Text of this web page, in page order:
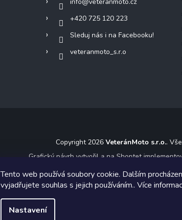
Tento web používá soubory cookie. Dalším
vyjadřujete souhlas s jejich používáním.. Více
Nastavení
+420 725 120 223
Sleduj nás i na Facebooku!
veteranmoto_s.r.o
Copyright 2026 VeteránMoto s.r.o..
Grafický návrh vytvořil a na Shoptet
Vytvořil